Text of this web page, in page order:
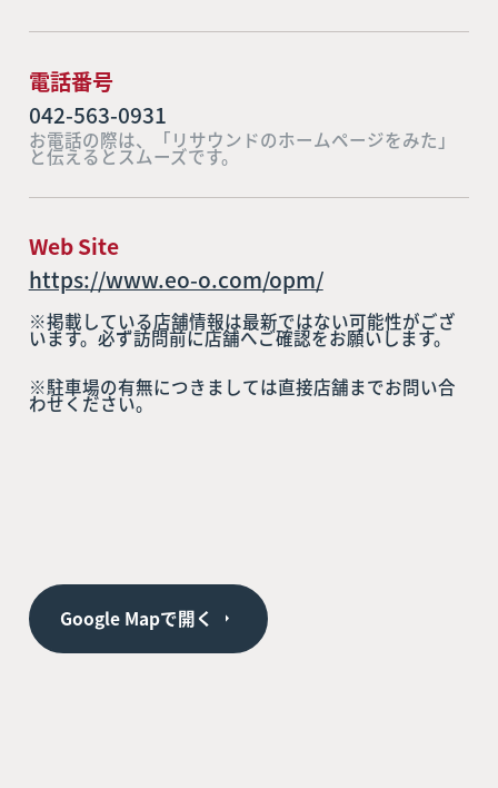
電話番号
042-563-0931
お電話の際は、「リサウンドのホームページをみた」
と伝えるとスムーズです。
Web Site
https://www.eo-o.com/opm/
※掲載している店舗情報は最新ではない可能性がござ
います。必ず訪問前に店舗へご確認をお願いします。
※駐車場の有無につきましては直接店舗までお問い合
わせください。
Google Mapで開く